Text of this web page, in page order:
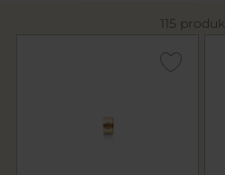
115